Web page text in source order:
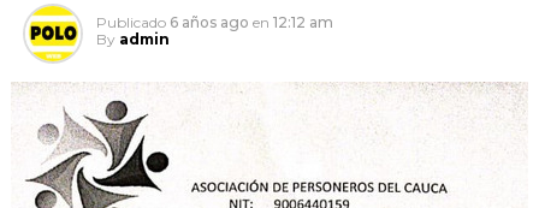
Publicado 6 años ago en 12:12 am
By admin